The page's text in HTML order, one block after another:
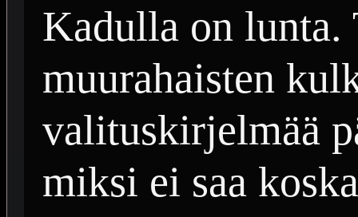
Kadulla on
muurahaisten
valituskirjelmää
miksi ei saa